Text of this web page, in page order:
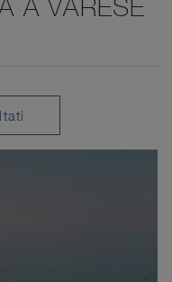
A VARESE